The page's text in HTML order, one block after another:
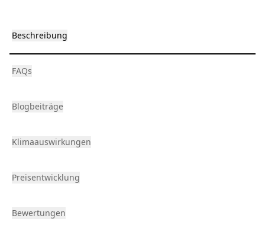
Beschreibung
FAQs
Blogbeiträge
Klimaauswirkungen
Preisentwicklung
Bewertungen